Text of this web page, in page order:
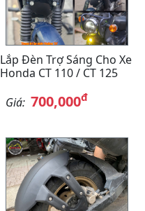
Lắp Đèn Trợ Sáng Cho Xe
Honda CT 110 / CT 125
Giá: 700,000đ